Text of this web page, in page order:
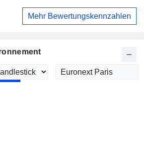
Mehr Bewertungskennzahlen